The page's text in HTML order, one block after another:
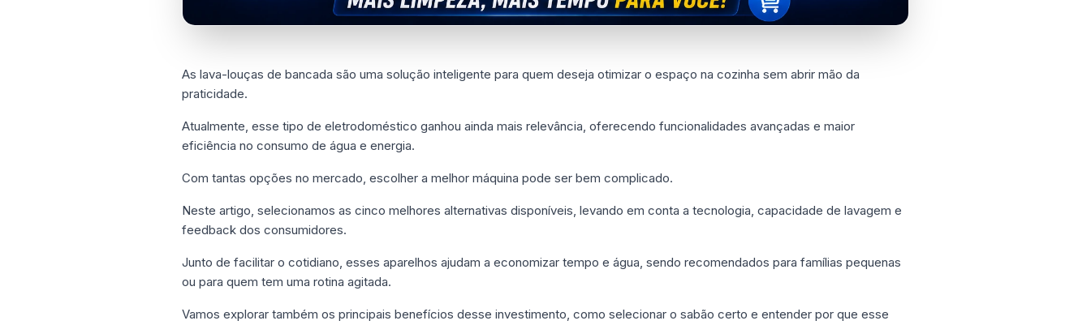
As lava-louças de bancada são uma solução inteligente para quem deseja otimizar o espaço na cozinha sem abrir mão da
praticidade.
Atualmente, esse tipo de eletrodoméstico ganhou ainda mais relevância, oferecendo funcionalidades avançadas e maior
eficiência no consumo de água e energia.
Com tantas opções no mercado, escolher a melhor máquina pode ser bem complicado.
Neste artigo, selecionamos as cinco melhores alternativas disponíveis, levando em conta a tecnologia, capacidade de lavagem e
feedback dos consumidores.
Junto de facilitar o cotidiano, esses aparelhos ajudam a economizar tempo e água, sendo recomendados para famílias pequenas
ou para quem tem uma rotina agitada.
Vamos explorar também os principais benefícios desse investimento, como selecionar o sabão certo e entender por que esse